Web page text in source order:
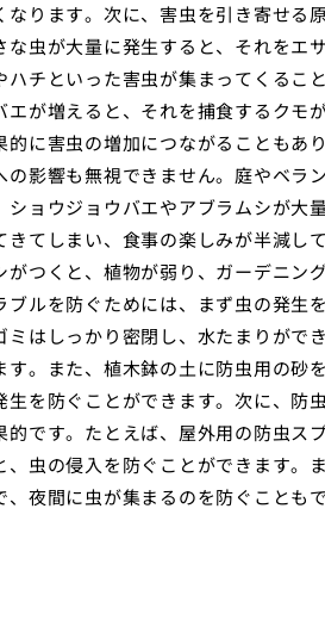
なります。次に、害虫を引き寄せる
な虫が大量に発生すると、それをエ
ハチといった害虫が集まってくるこ
エが増えると、それを捕食するクモ
的に害虫の増加につながることもあ
の影響も無視できません。庭やベラ
ショウジョウバエやアブラムシが大
きてしまい、食事の楽しみが半減し
がつくと、植物が弱り、ガーデニン
ブルを防ぐためには、まず虫の発生
ミはしっかり密閉し、水たまりがで
す。また、植木鉢の土に防虫用の砂
生を防ぐことができます。次に、防
的です。たとえば、屋外用の防虫ス
、虫の侵入を防ぐことができます。
、夜間に虫が集まるのを防ぐこともで